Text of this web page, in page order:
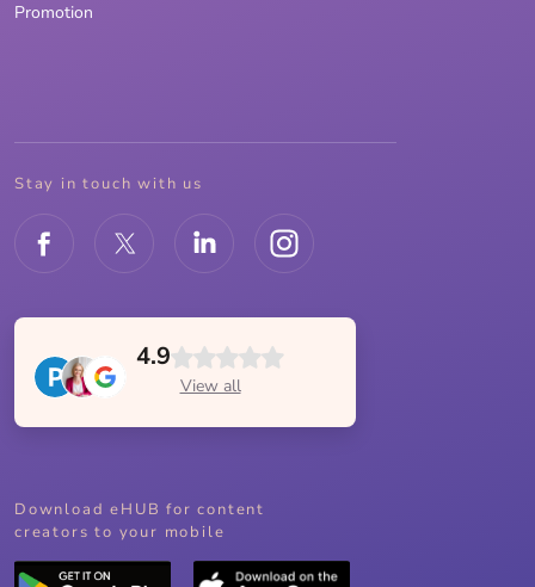
Promotion
Stay in touch with us
4.9
View all
Download eHUB for content
creators to your mobile